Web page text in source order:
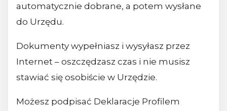
automatycznie dobrane, a potem wysłane
do Urzędu.
Dokumenty wypełniasz i wysyłasz przez
Internet – oszczędzasz czas i nie musisz
stawiać się osobiście w Urzędzie.
Możesz podpisać Deklaracje Profilem